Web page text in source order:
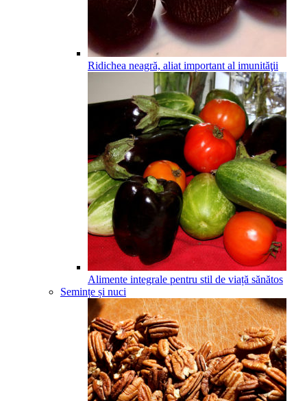
Ridichea neagră, aliat important al imunităţii
Alimente integrale pentru stil de viață sănătos
Semințe și nuci